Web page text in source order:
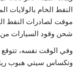
النفط الخام بالولايات
موقت لصادرات النفط
شحن وقود السيارات
وفي الوقت نفسه،